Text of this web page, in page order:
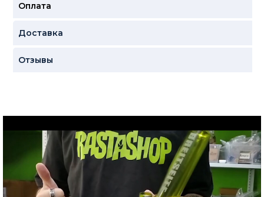
Оплата
Доставка
Отзывы